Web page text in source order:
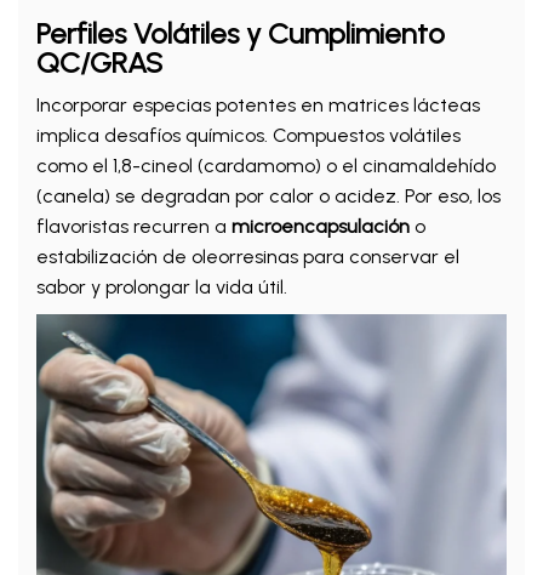
Perfiles Volátiles y Cumplimiento
QC/GRAS
Incorporar especias potentes en matrices lácteas
implica desafíos químicos. Compuestos volátiles
como el 1,8-cineol (cardamomo) o el cinamaldehído
(canela) se degradan por calor o acidez. Por eso, los
flavoristas recurren a microencapsulación o
estabilización de oleorresinas para conservar el
sabor y prolongar la vida útil.